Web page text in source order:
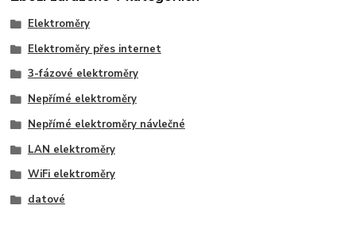
Elektroměry
Elektroměry přes internet
3-fázové elektroměry
Nepřímé elektroměry
Nepřímé elektroměry návlečné
LAN elektroměry
WiFi elektroměry
datové